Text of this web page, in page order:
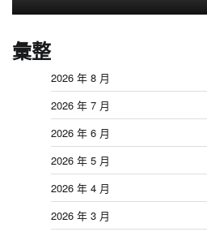
彙整
2026 年 8 月
2026 年 7 月
2026 年 6 月
2026 年 5 月
2026 年 4 月
2026 年 3 月